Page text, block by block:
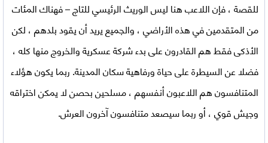
للقصة ، فإن اللاعب هنا ليس الوريث الرئيسي للتاج – فهناك المئات
من المتقدمين في هذه الأراضي ، والجميع يريد أن يقود بلدهم ، لكن
الأذكى فقط هم القادرون على بدء شركة عسكرية والخروج منها كله ،
فضلا عن السيطرة على حياة ورفاهية سكان المدينة. ربما يكون هؤلاء
المتنافسون هم اللاعبون أنفسهم ، مسلحين بحصن لا يمكن اختراقه
وجيش قوي ، أو ربما سيصعد متنافسون آخرون العرش.